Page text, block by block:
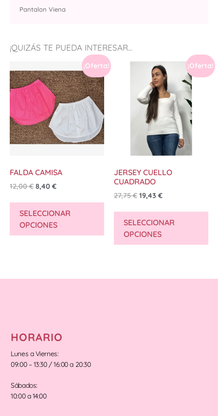
¡QUIZÁS TE PUEDA INTERESAR...
¡Oferta!
FALDA CAMISA
12,00€ 8,40 €
SELECCIONAR
OPCIONES
¡Oferta!
JERSEY CUELLO
CUADRADO
27,75€ 19,43 €
SELECCIONAR
OPCIONES
Pantalon Viena
HORARIO
Lunes a Viernes:
09:00 – 13:30 / 16:00 a 20:30
Sábados:
10:00 a 14:00